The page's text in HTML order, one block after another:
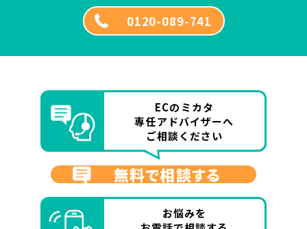
0120-089-741
ECのミカタ
専任アドバイザーへ
ご相談ください
無料で相談する
お悩みを